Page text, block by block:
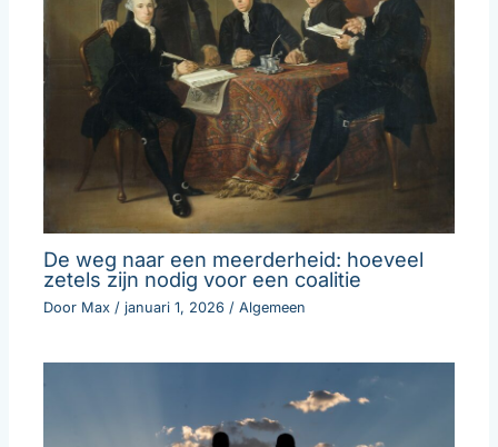
De weg naar een meerderheid: hoeveel
zetels zijn nodig voor een coalitie
Door Max / januari 1, 2026 /Algemeen